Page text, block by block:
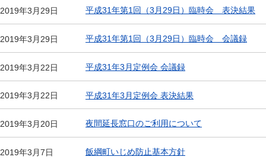
2019年3月29日 平成31年第1回（3月29日）臨時会 表決結果
2019年3月29日 平成31年第1回（3月29日）臨時会 会議録
2019年3月22日 平成31年3月定例会 会議録
2019年3月22日 平成31年3月定例会 表決結果
2019年3月20日 夜間延長窓口のご利用について
2019年3月7日 飯綱町いじめ防止基本方針